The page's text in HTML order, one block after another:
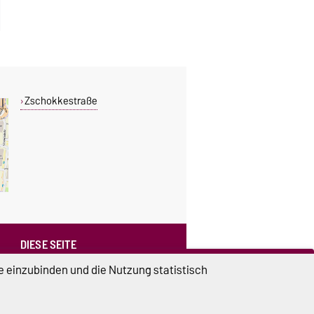
Zschokkestraße
DIESE SEITE
Vorlesen und die Nutzung statistisch